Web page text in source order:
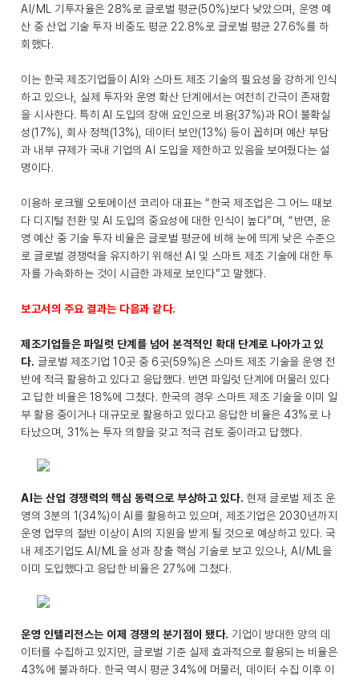
AI/ML 기투자율은 28%로 글로벌 평균(50%)보다 낮았으며, 운영 예
산 중 산업 기술 투자 비중도 평균 22.8%로 글로벌 평균 27.6%를 하
회했다.
이는 한국 제조기업들이 AI와 스마트 제조 기술의 필요성을 강하게 인식
하고 있으나, 실제 투자와 운영 확산 단계에서는 여전히 간극이 존재함
을 시사한다. 특히 AI 도입의 장애 요인으로 비용(37%)과 ROI 불확실
성(17%), 회사 정책(13%), 데이터 보안(13%) 등이 꼽히며 예산 부담
과 내부 규제가 국내 기업의 AI 도입을 제한하고 있음을 보여줬다는 설
명이다.
이용하 로크웰 오토메이션 코리아 대표는 “한국 제조업은 그 어느 때보
다 디지털 전환 및 AI 도입의 중요성에 대한 인식이 높다”며, “반면, 운
영 예산 중 기술 투자 비율은 글로벌 평균에 비해 눈에 띄게 낮은 수준으
로 글로벌 경쟁력을 유지하기 위해선 AI 및 스마트 제조 기술에 대한 투
자를 가속화하는 것이 시급한 과제로 보인다”고 말했다.
보고서의 주요 결과는 다음과 같다.
제조기업들은 파일럿 단계를 넘어 본격적인 확대 단계로 나아가고 있
다. 글로벌 제조기업 10곳 중 6곳(59%)은 스마트 제조 기술을 운영 전
반에 적극 활용하고 있다고 응답했다. 반면 파일럿 단계에 머물러 있다
고 답한 비율은 18%에 그쳤다. 한국의 경우 스마트 제조 기술을 이미 일
부 활용 중이거나 대규모로 활용하고 있다고 응답한 비율은 43%로 나
타났으며, 31%는 투자 의향을 갖고 적극 검토 중이라고 답했다.
AI는 산업 경쟁력의 핵심 동력으로 부상하고 있다. 현재 글로벌 제조 운
영의 3분의 1(34%)이 AI를 활용하고 있으며, 제조기업은 2030년까지
운영 업무의 절반 이상이 AI의 지원을 받게 될 것으로 예상하고 있다. 국
내 제조기업도 AI/ML을 성과 창출 핵심 기술로 보고 있으나, AI/ML을
이미 도입했다고 응답한 비율은 27%에 그쳤다.
운영 인텔리전스는 이제 경쟁의 분기점이 됐다. 기업이 방대한 양의 데
이터를 수집하고 있지만, 글로벌 기준 실제 효과적으로 활용되는 비율은
43%에 불과하다. 한국 역시 평균 34%에 머물러, 데이터 수집 이후 이